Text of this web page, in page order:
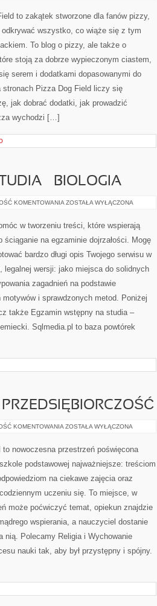
ALERGIKÓW
to zakątek stworzone dla fanów pizzy,
odkrywać wszystko, co wiąże się z tym
To blog o pizzy, ale także o
stoją za dobrze wypieczonym ciastem,
serem i dodatkami dopasowanymi do
stronach Pizza Dog Field liczy się
jak dobrać dodatki, jak prowadzić
wychodzi […]
– BIOLOGIA
KOMENTOWANIA EGZAMIN
STUDIA
–
ZOSTAŁA WYŁĄCZONA
w tworzeniu treści, które wspierają
ściąganie na egzaminie dojrzałości. Mogę
bardzo długi opis Twojego serwisu w
legalnej wersji: jako miejsca do solidnych
zagadnień na podstawie
motywów i sprawdzonych metod. Poniżej
także Egzamin wstępny na studia –
Sqlmedia.pl to baza powtórek
KOMENTOWANIA EDUKACJA
PRZEDSIĘBIORCZOŚĆ
ZOSTAŁA WYŁĄCZONA
to nowoczesna przestrzeń poświęcona
podstawowej najważniejsze: treściom
na ciekawe zajęcia oraz
uczeniu się. To miejsce, w
może poćwiczyć temat, opiekun znajdzie
wspierania, a nauczyciel dostanie
nią. Polecamy Religia i Wychowanie
nauki tak, aby był przystępny i spójny.